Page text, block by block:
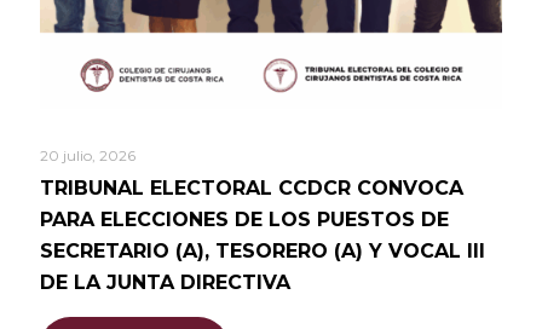
20 julio, 2026
TRIBUNAL ELECTORAL CCDCR CONVOCA
PARA ELECCIONES DE LOS PUESTOS DE
SECRETARIO (A), TESORERO (A) Y VOCAL III
DE LA JUNTA DIRECTIVA